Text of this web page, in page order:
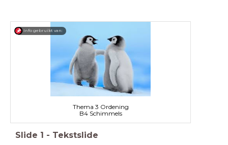
Thema 3 Ordening
B4 Schimmels
Info gebruikt van:
Slide 1 - Tekstslide